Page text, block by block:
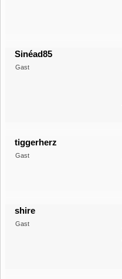
Sinéad85
Gast
tiggerherz
Gast
shire
Gast